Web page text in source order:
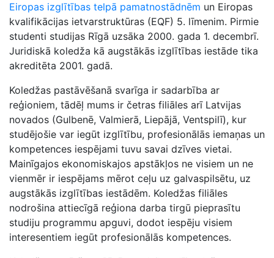
Eiropas izglītības telpā pamatnostādnēm un Eiropas
kvalifikācijas ietvarstruktūras (EQF) 5. līmenim. Pirmie
studenti studijas Rīgā uzsāka 2000. gada 1. decembrī.
Juridiskā koledža kā augstākās izglītības iestāde tika
akreditēta 2001. gadā.
Koledžas pastāvēšanā svarīga ir sadarbība ar
reģioniem, tādēļ mums ir četras filiāles arī Latvijas
novados (Gulbenē, Valmierā, Liepājā, Ventspilī), kur
studējošie var iegūt izglītību, profesionālās iemaņas un
kompetences iespējami tuvu savai dzīves vietai.
Mainīgajos ekonomiskajos apstākļos ne visiem un ne
vienmēr ir iespējams mērot ceļu uz galvaspilsētu, uz
augstākās izglītības iestādēm. Koledžas filiāles
nodrošina attiecīgā reģiona darba tirgū pieprasītu
studiju programmu apguvi, dodot iespēju visiem
interesentiem iegūt profesionālās kompetences.